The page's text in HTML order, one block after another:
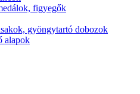
figyegők
gyöngytartó dobozok
alapok